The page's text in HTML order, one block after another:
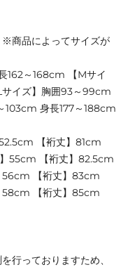
※商品によってサイズが
162～168cm 【Mサイ
イズ】胸囲93～99cm
103cm 身長177～188cm
【裄丈】81cm
55cm 【裄丈】82.5cm
56cm 【裄丈】83cm
58cm 【裄丈】85cm
行っておりますため、